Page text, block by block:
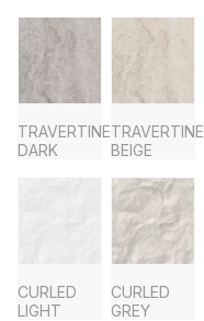
TRAVERTINE
DARK
TRAVERTINE
BEIGE
CURLED
LIGHT
CURLED
GREY